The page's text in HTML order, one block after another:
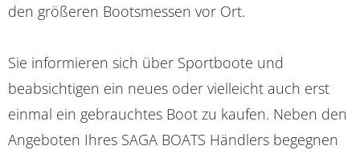
den größeren Bootsmessen vor Ort.
Sie informieren sich über Sportboote und
beabsichtigen ein neues oder vielleicht auch erst
einmal ein gebrauchtes Boot zu kaufen. Neben den
Angeboten Ihres SAGA BOATS Händlers begegnen